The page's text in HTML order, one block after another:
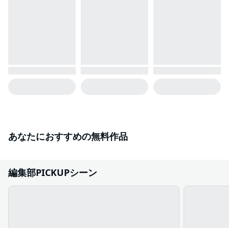
あなたにおすすめの無料作品
編集部PICKUPシーン